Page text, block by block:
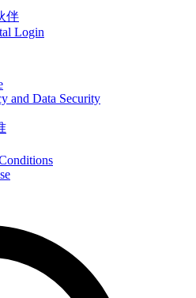
伴
Login
and Data Security